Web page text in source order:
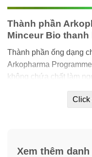
Thành phần
Minceur Bio
Thành phần ống dạng
Arkopharma
không chứa chất làm
riêng biệt cho một liệu
Click
Xem thêm